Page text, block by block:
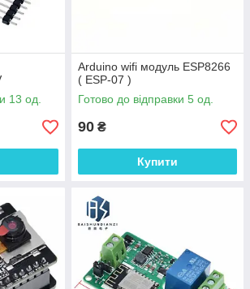
13 од.
Arduino wifi модуль ESP8266
( ESP-07 )
Готово до відправки 5 од.
90 ₴
Купити